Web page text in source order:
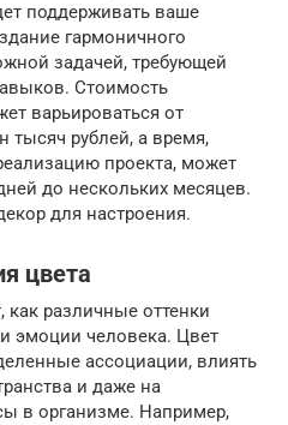
поддерживать ваше
гармоничного
задачей, требующей
Стоимость
варьироваться от
тысяч рублей, а время,
проекта, может
до нескольких месяцев.
для настроения.
цвета
как различные оттенки
эмоции человека. Цвет
ассоциации, влиять
и даже на
в организме. Например,